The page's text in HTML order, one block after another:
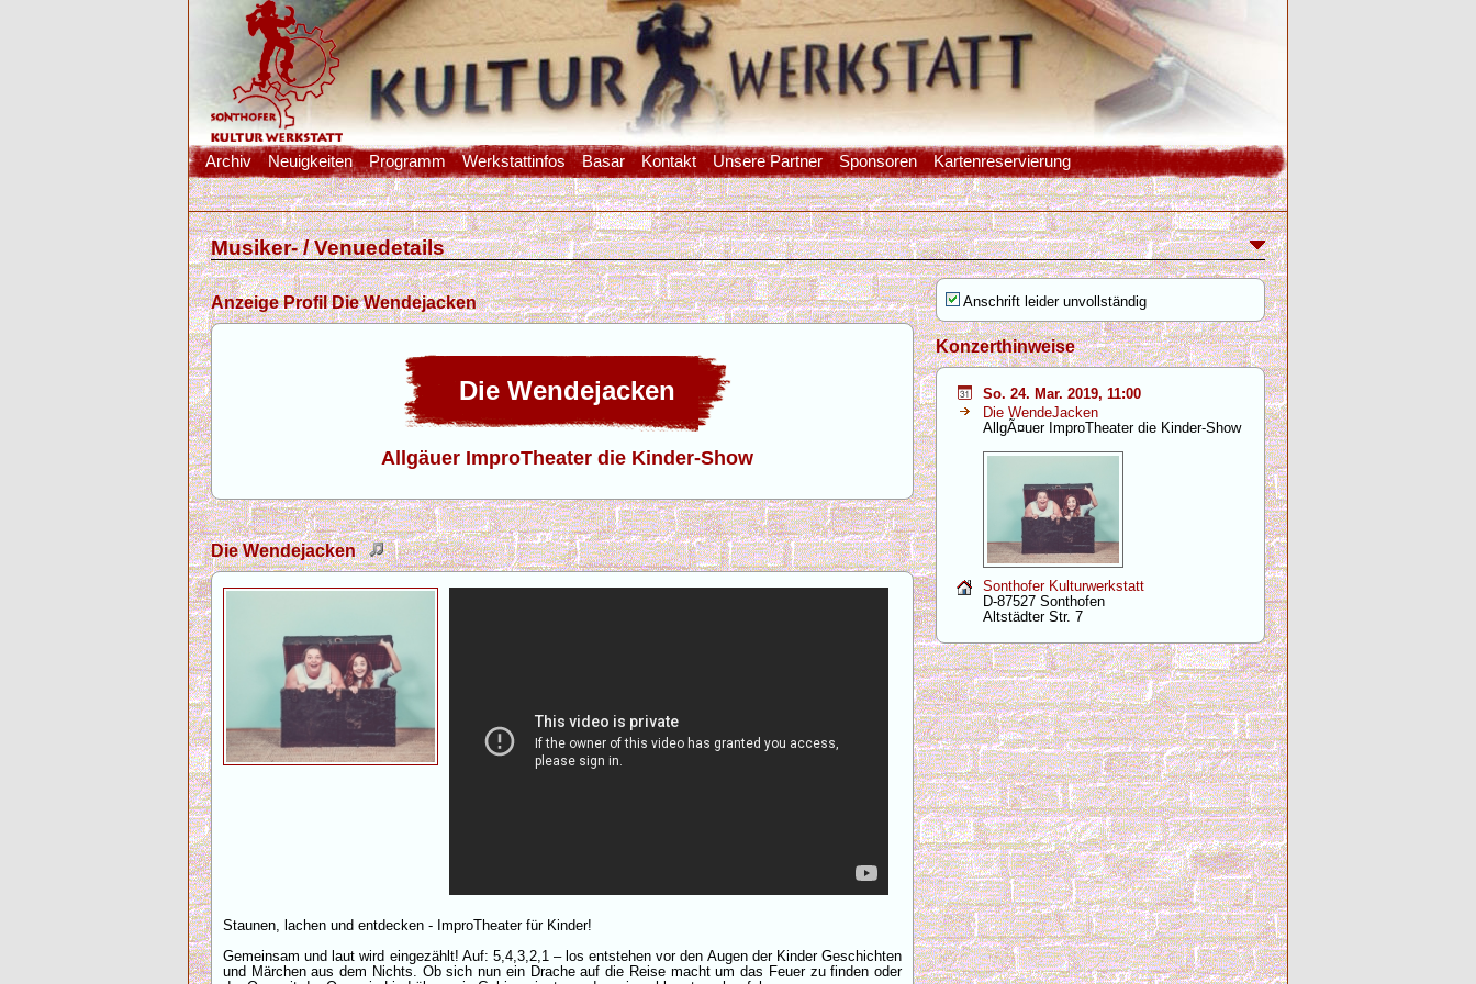
Archiv Neuigkeiten Programm Werkstattinfos Basar Kontakt Unsere Partner Sponsoren Kartenreservierung
Musiker- / Venuedetails
Anzeige Profil Die Wendejacken
Die Wendejacken
Allgäuer ImproTheater die Kinder-Show
Die Wendejacken
Staunen, lachen und entdecken - ImproTheater für Kinder!
Gemeinsam und laut wird eingezählt! Auf: 5,4,3,2,1 – los entstehen vor den Augen der Kinder Geschichten
und Märchen aus dem Nichts. Ob sich nun ein Drache auf die Reise macht um das Feuer zu finden oder
Anschrift leider unvollständig
Konzerthinweise
So. 24. Mar. 2019, 11:00
Die WendeJacken
AllgÃ¤uer ImproTheater die Kinder-Show
Sonthofer Kulturwerkstatt
D-87527 Sonthofen
Altstädter Str. 7